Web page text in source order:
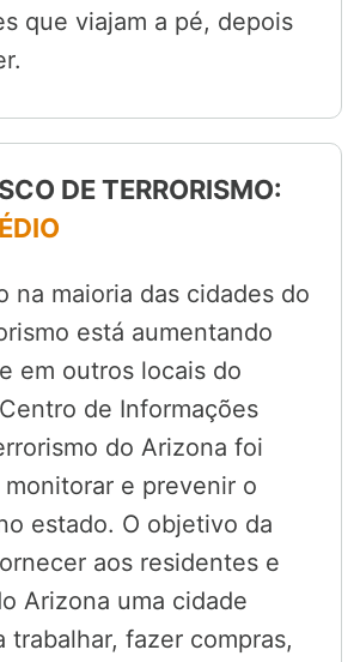
que viajam a pé, depois
DE TERRORISMO:
na maioria das cidades do
está aumentando
em outros locais do
de Informações
do Arizona foi
monitorar e prevenir o
estado. O objetivo da
aos residentes e
Arizona uma cidade
trabalhar, fazer compras,